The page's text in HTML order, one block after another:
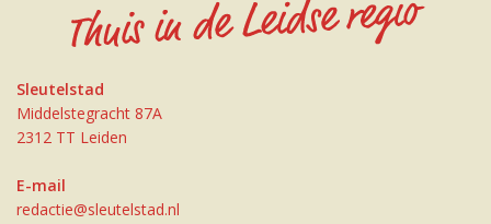
Sleutelstad
Middelstegracht 87A
2312 TT Leiden
E-mail
redactie@sleutelstad.nl